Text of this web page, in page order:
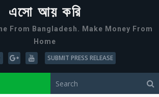
এসো আয় করি
From Bangladesh. Make Money From
Home
SUBMIT PRESS RELEASE